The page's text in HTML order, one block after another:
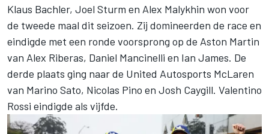
Klaus Bachler, Joel Sturm en Alex Malykhin won voor
de tweede maal dit seizoen. Zij domineerden de race en
eindigde met een ronde voorsprong op de Aston Martin
van Alex Riberas, Daniel Mancinelli en Ian James. De
derde plaats ging naar de United Autosports McLaren
van Marino Sato, Nicolas Pino en Josh Caygill. Valentino
Rossi eindigde als vijfde.